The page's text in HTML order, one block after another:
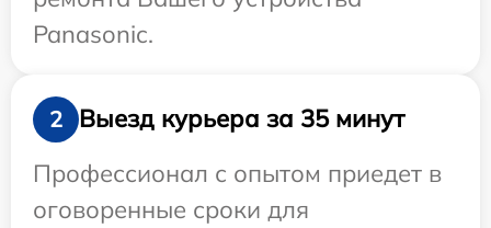
Panasonic.
2
Выезд курьера за 35 минут
Профессионал с опытом приедет в
оговоренные сроки для